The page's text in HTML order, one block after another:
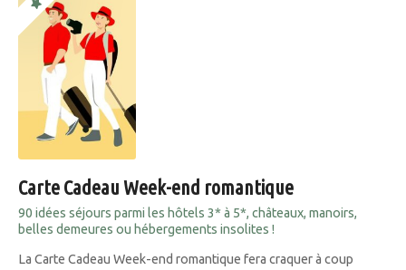
Carte Cadeau Week-end romantique
90 idées séjours parmi les hôtels 3* à 5*, châteaux, manoirs,
belles demeures ou hébergements insolites !
La Carte Cadeau Week-end romantique fera craquer à coup